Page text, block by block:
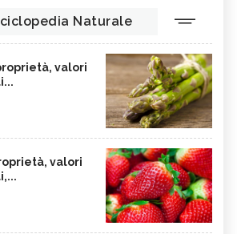
Naturale
valori
valori